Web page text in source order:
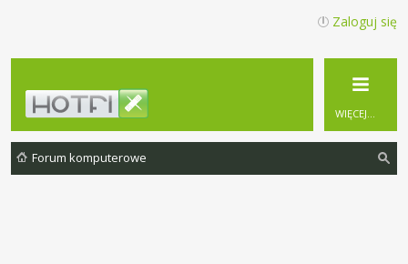
Zaloguj się
WIĘCEJ…
Forum komputerowe